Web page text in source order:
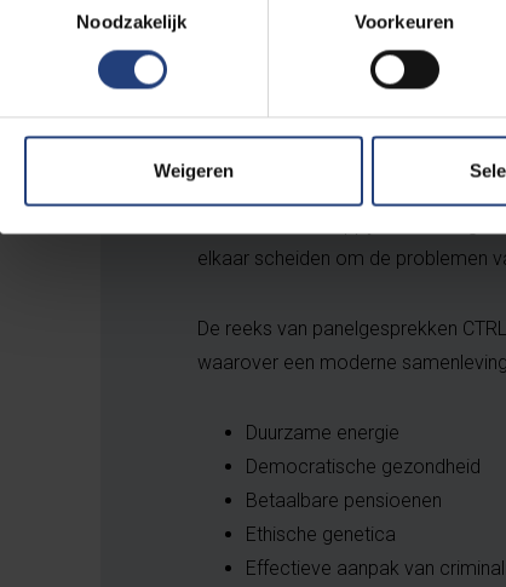
Noodzakelijk
Voorkeuren
Weigeren
Een computer is een
traceerbaar in de vorm van
computergebruiker drukt vroeg of
elkaar scheiden om de problemen
De reeks van panelgesprekken
waarover een moderne
Duurzame energie
Democratische gezondheid
Betaalbare pensioenen
Ethische genetica
Effectieve aanpak van